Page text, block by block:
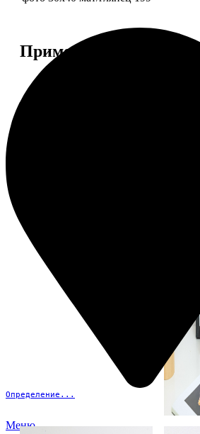
Определение...
Меню
Примеры работ